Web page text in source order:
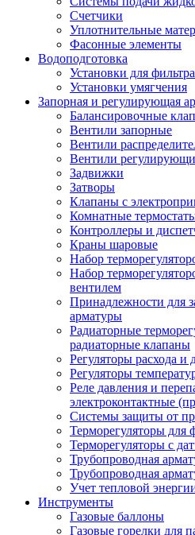
Счетчики
Уплотнительные
Фасонные элементы
Водоподготовка
Установки для
Установки умягчения
Запорная и регулирующая
Балансировочные
Вентили запорные
Вентили
Вентили
Задвижки
Затворы
Клапаны с
Комнатные
Контроллеры и
Краны шаровые
Набор
Набор
вентилем
Принадлежности для
арматуры
Радиаторные
радиаторные клапаны
Регуляторы расхода и
Регуляторы
Реле давления и
электроконтактные
Системы защиты от
Терморегуляторы для
Терморегуляторы с
Трубопроводная
Трубопроводная
Учет тепловой
Инструменты
Газовые баллоны
Газовые горелки для